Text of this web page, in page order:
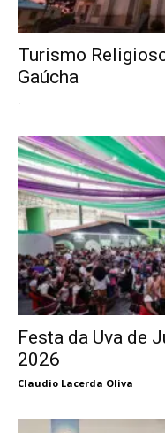
Turismo
Gaúcha
.
Festa da Uva de
2026
Claudio Lacerda Oliva